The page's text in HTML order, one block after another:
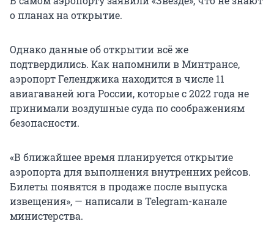
о планах на открытие.
Однако данные об открытии всё же
подтвердились. Как напомнили в Минтрансе,
аэропорт Геленджика находится в числе 11
авиагаваней юга России, которые с 2022 года не
принимали воздушные суда по соображениям
безопасности.
«В ближайшее время планируется открытие
аэропорта для выполнения внутренних рейсов.
Билеты появятся в продаже после выпуска
извещения», — написали в Telegram-канале
министерства.